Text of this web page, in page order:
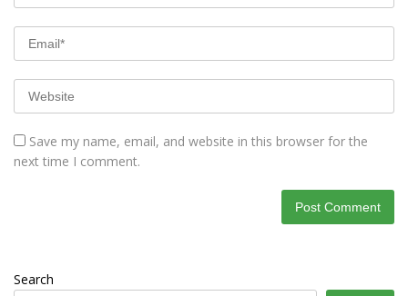
Save my name, email, and website in this browser for the
next time I comment.
Search